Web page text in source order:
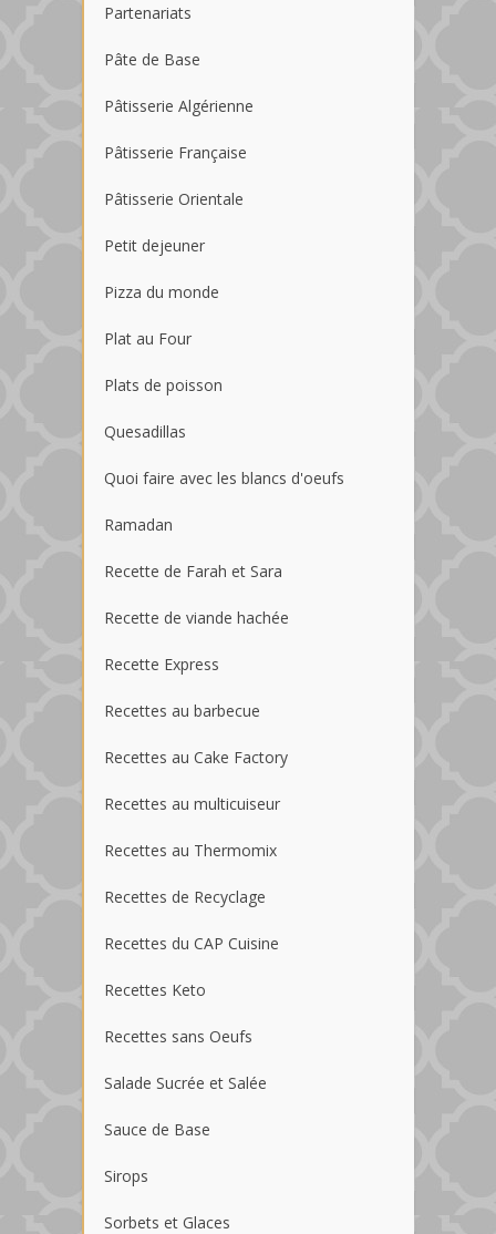
Partenariats
Pâte de Base
Pâtisserie Algérienne
Pâtisserie Française
Pâtisserie Orientale
Petit dejeuner
Pizza du monde
Plat au Four
Plats de poisson
Quesadillas
Quoi faire avec les blancs d'oeufs
Ramadan
Recette de Farah et Sara
Recette de viande hachée
Recette Express
Recettes au barbecue
Recettes au Cake Factory
Recettes au multicuiseur
Recettes au Thermomix
Recettes de Recyclage
Recettes du CAP Cuisine
Recettes Keto
Recettes sans Oeufs
Salade Sucrée et Salée
Sauce de Base
Sirops
Sorbets et Glaces